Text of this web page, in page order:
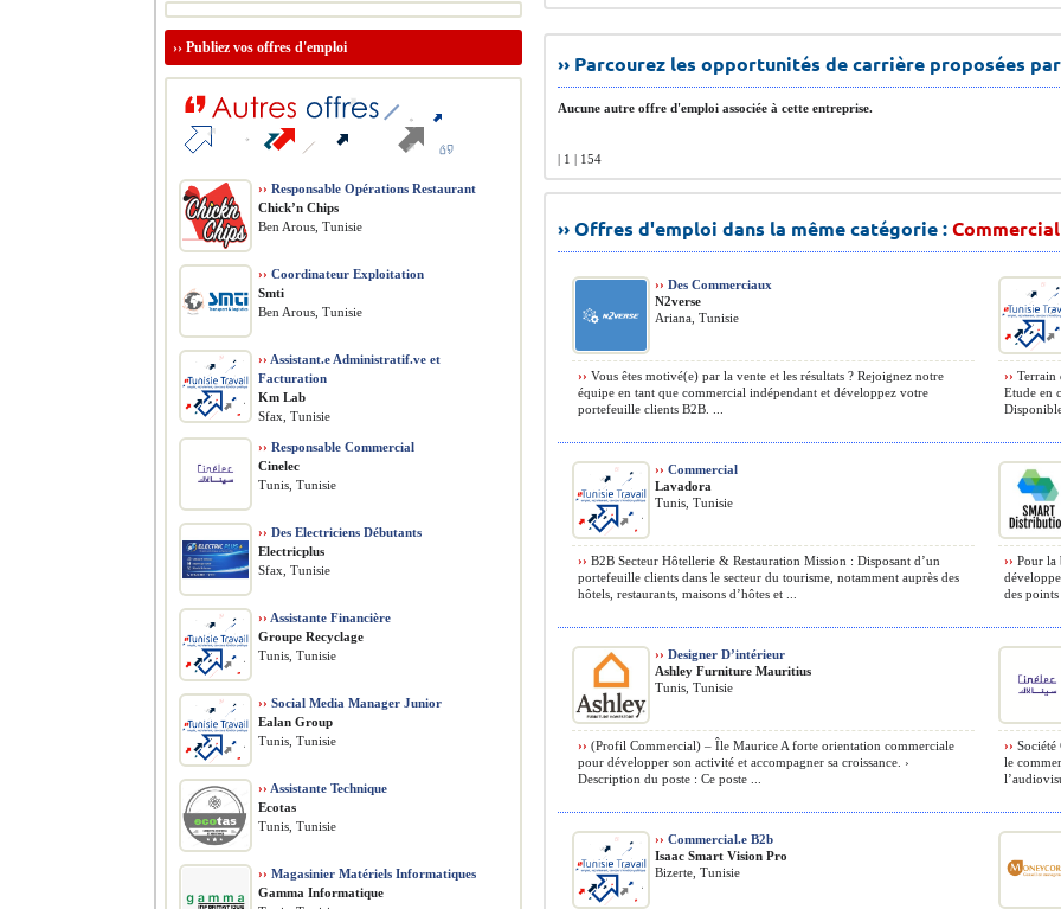
›› Parcourez les opportunités de carrière proposées
Aucune autre offre d'emploi associée à cette entreprise.
| 1 | 154
›› Offres d'emploi dans la même catégorie :
›› Des Commerciaux
N2verse
Ariana, Tunisie
›› Vous êtes motivé(e) par la vente et les résultats ? Rejoignez notre
équipe en tant que commercial indépendant et développez votre
portefeuille clients B2B. ...
›› Terrain
Etude en
›› Commercial
Lavadora
Tunis, Tunisie
›› B2B Secteur Hôtellerie & Restauration Mission : Disposant d’un
portefeuille clients dans le secteur du tourisme, notamment auprès des
hôtels, restaurants, maisons d’hôtes et ...
›› Pour la
des points
›› Designer D’intérieur
Ashley Furniture Mauritius
Tunis, Tunisie
›› (Profil Commercial) – Île Maurice A forte orientation commerciale
pour développer son activité et accompagner sa croissance. ›
Description du poste : Ce poste ...
›› Société
le
›› Commercial.e B2b
Isaac Smart Vision Pro
Bizerte, Tunisie
›› Publiez vos offres d'emploi
›› Responsable Opérations Restaurant
Chick’n Chips
Ben Arous, Tunisie
›› Coordinateur Exploitation
Smti
Ben Arous, Tunisie
›› Assistant.e Administratif.ve et
Facturation
Km Lab
Sfax, Tunisie
›› Responsable Commercial
Cinelec
Tunis, Tunisie
›› Des Electriciens Débutants
Electricplus
Sfax, Tunisie
›› Assistante Financière
Groupe Recyclage
Tunis, Tunisie
›› Social Media Manager Junior
Ealan Group
Tunis, Tunisie
›› Assistante Technique
Ecotas
Tunis, Tunisie
›› Magasinier Matériels Informatiques
Gamma Informatique